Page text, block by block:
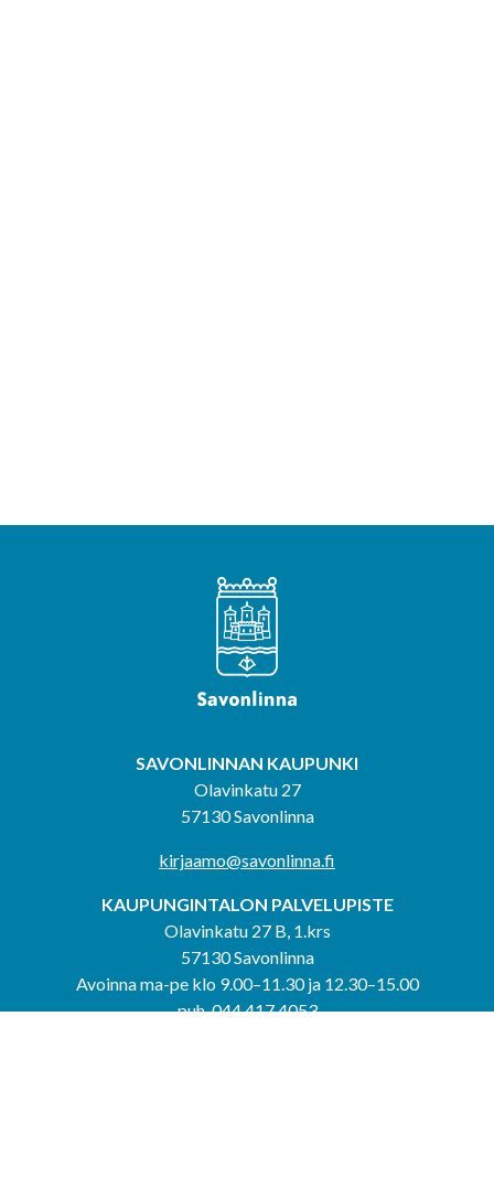
SAVONLINNAN KAUPUNKI
Olavinkatu 27
57130 Savonlinna
kirjaamo@savonlinna.fi
KAUPUNGINTALON PALVELUPISTE
Olavinkatu 27 B, 1.krs
57130 Savonlinna
Avoinna ma-pe klo 9.00–11.30 ja 12.30–15.00
puh. 044 417 4053